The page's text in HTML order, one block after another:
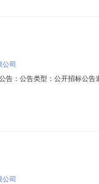
司
：公告类型：公开招标公
05至2020-06-05机构项目编
司